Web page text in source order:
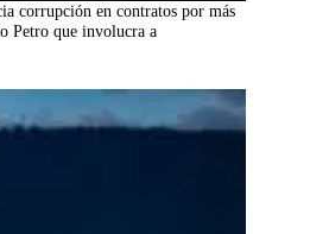
corrupción en contratos por más
Petro que involucra a